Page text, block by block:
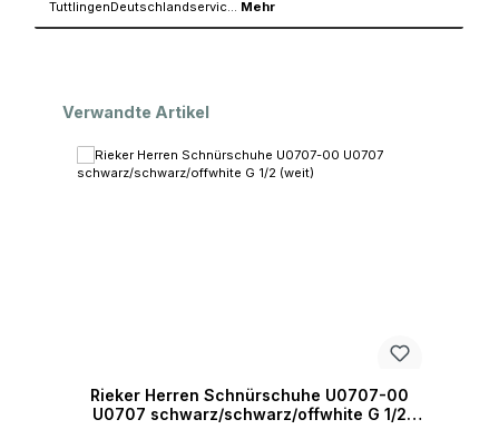
TuttlingenDeutschlandservic… Mehr
Produktgalerie überspringen
Verwandte Artikel
Rieker Herren Schnürschuhe U0707-00
U0707 schwarz/schwarz/offwhite G 1/2